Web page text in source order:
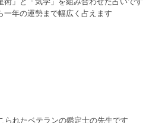
年の運勢まで幅広く占えます
られたベテランの鑑定士の先生です